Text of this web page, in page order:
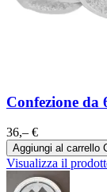
Confezione
36,– €
Aggiungi al carrello
Visualizza il